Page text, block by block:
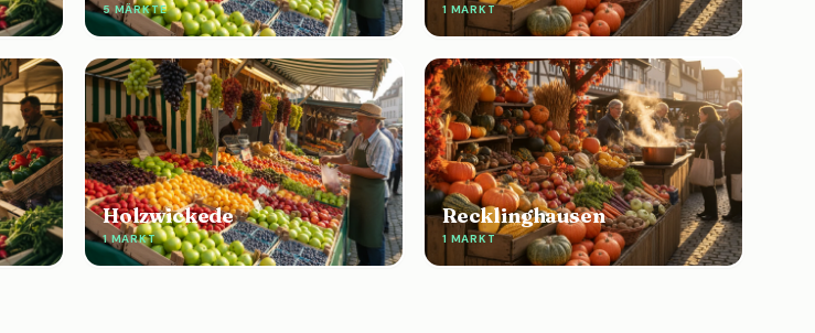
5 MÄRKTE 1 MARKT
Holzwickede
1 MARKT
Recklinghausen
1 MARKT